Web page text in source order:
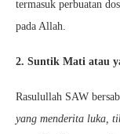
termasuk perbuatan
pada Allah.
2. Suntik Mati atau
Rasulullah SAW
yang menderita luka,